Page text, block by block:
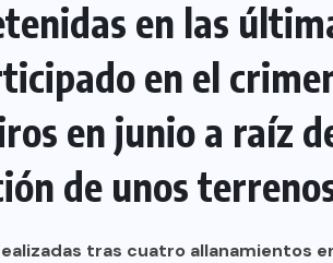
en las
en el
en junio a raíz
de unos
tras cuatro allanamientos